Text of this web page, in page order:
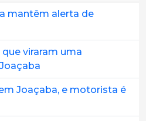
mantêm alerta de
viraram uma
Joaçaba, e motorista é